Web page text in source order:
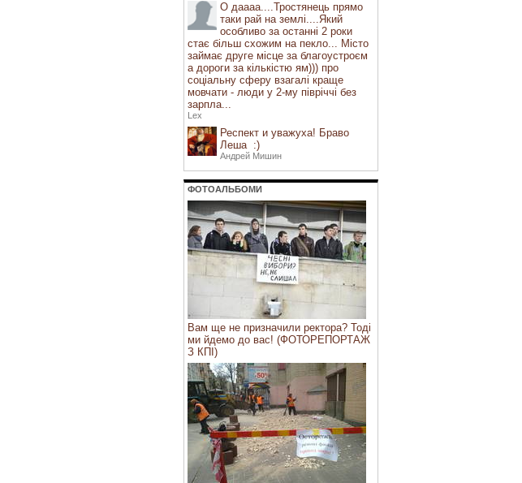
О даааа....Тростянець прямо
таки рай на землі....Який
особливо за останні 2 роки
стає більш схожим на пекло... Місто
займає друге місце за благоустроєм
а дороги за кількістю ям))) про
соціальну сферу взагалі краще
мовчати - люди у 2-му півріччі без
зарпла...
Lex
Респект и уважуха! Браво
Леша :)
Андрей Мишин
ФОТОАЛЬБОМИ
Вам ще не призначили ректора? Тоді
ми йдемо до вас! (ФОТОРЕПОРТАЖ
З КПІ)